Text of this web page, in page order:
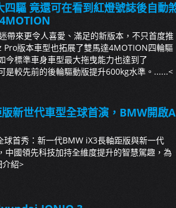
驅 竟還可在看到紅燈號誌後自動
帶來更令人喜愛、滿足的新版本，不只首度推
版本車型也拓展了雙馬達4MOTION四輪驅
今標準車身車型最大拖曳能力也達到了
是較先前的後輪驅動版提升600kg水準。......<
新世代車型全球首演，BMW開啟
首秀：新一代BMW iX3長軸距版與新一代
國領先科技加持全維度提升的智慧駕趣，為
介紹>